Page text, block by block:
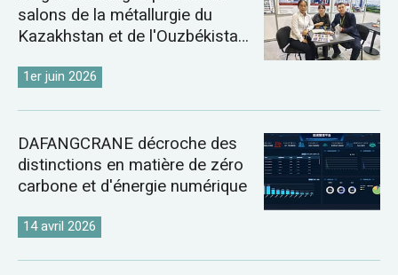
salons de la métallurgie du
Kazakhstan et de l'Ouzbékistan
1er juin 2026
DAFANGCRANE décroche des
distinctions en matière de zéro
carbone et d'énergie numérique
14 avril 2026